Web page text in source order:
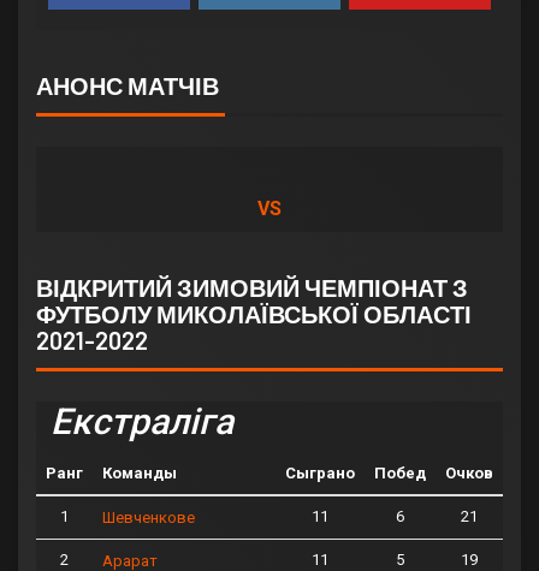
АНОНС МАТЧІВ
VS
ВІДКРИТИЙ ЗИМОВИЙ ЧЕМПІОНАТ З
ФУТБОЛУ МИКОЛАЇВСЬКОЇ ОБЛАСТІ
2021-2022
Екстраліга
Ранг Команды Сыграно Побед Очков
1 Шевченкове 11 6 21
2 Арарат 11 5 19